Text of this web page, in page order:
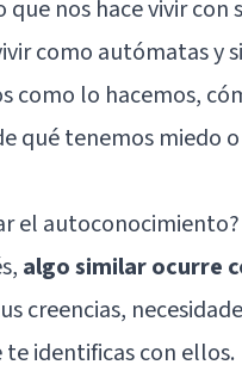
nos hace vivir con
como autómatas y
como lo hacemos,
qué tenemos miedo
el
algo similar ocurre
creencias,
identificas con ellos.